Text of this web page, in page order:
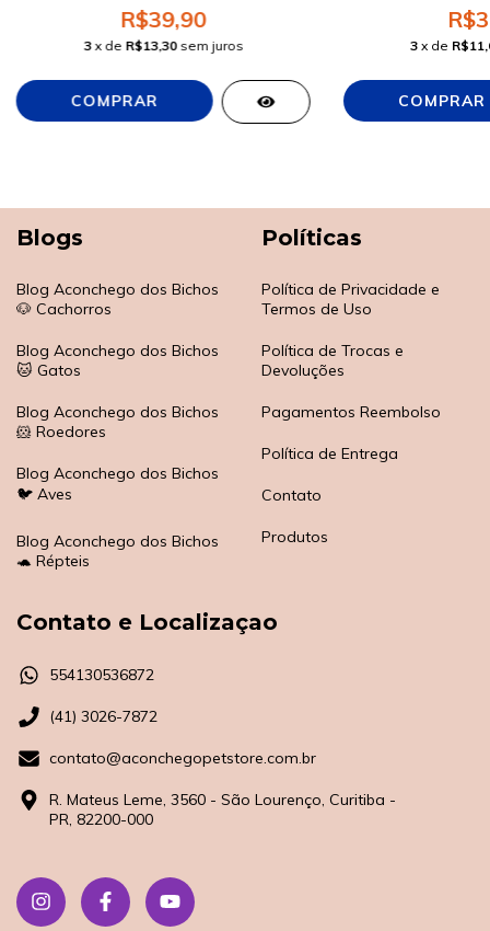
R$39,90
3 x de R$13,30 sem juros 3 x de
Blogs
Blog Aconchego dos Bichos
🐶 Cachorros
Blog Aconchego dos Bichos
🐱 Gatos
Blog Aconchego dos Bichos
🐹 Roedores
Blog Aconchego dos Bichos
🐦 Aves
Blog Aconchego dos Bichos
🐢 Répteis
Políticas
Política de Privacidade e
Termos de Uso
Política de Trocas e
Devoluções
Pagamentos Reembolso
Política de Entrega
Contato
Produtos
Contato e Localizaçao
554130536872
(41) 3026-7872
contato@aconchegopetstore.com.br
R. Mateus Leme, 3560 - São Lourenço, Curitiba -
PR, 82200-000